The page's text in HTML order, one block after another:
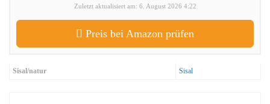
Zuletzt aktualisiert am: 6. August 2026 4:22
Preis bei Amazon prüfen
Sisal/natur Sisal